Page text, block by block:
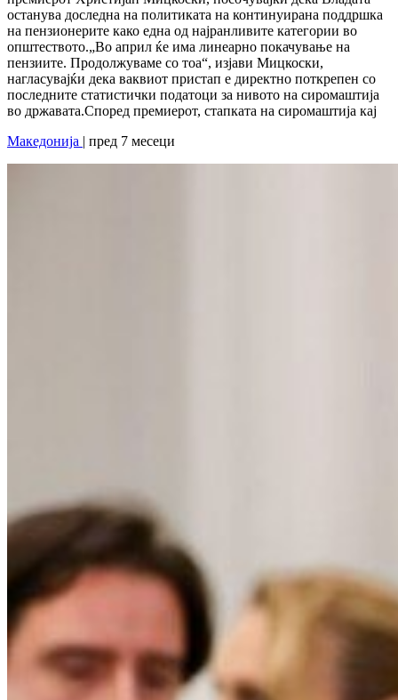
останува доследна на политиката на континуирана поддршка
на пензионерите како една од најранливите категории во
општеството.„Во април ќе има линеарно покачување на
пензиите. Продолжуваме со тоа“, изјави Мицкоски,
нагласувајќи дека ваквиот пристап е директно поткрепен со
последните статистички податоци за нивото на сиромаштија
во државата.Според премиерот, стапката на сиромаштија кај
Македонија | пред 7 месеци